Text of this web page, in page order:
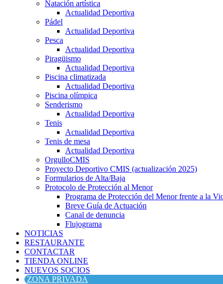
Natación artística
Actualidad Deportiva
Pádel
Actualidad Deportiva
Pesca
Actualidad Deportiva
Piragüismo
Actualidad Deportiva
Piscina climatizada
Actualidad Deportiva
Piscina olímpica
Senderismo
Actualidad Deportiva
Tenis
Actualidad Deportiva
Tenis de mesa
Actualidad Deportiva
OrgulloCMIS
Proyecto Deportivo CMIS (actualización 2025)
Formularios de Alta/Baja
Protocolo de Protección al Menor
Programa de Protección del Menor frente a la
Breve Guía de Actuación
Canal de denuncia
Flujograma
NOTICIAS
RESTAURANTE
CONTACTAR
TIENDA ONLINE
NUEVOS SOCIOS
ZONA PRIVADA